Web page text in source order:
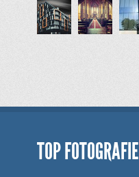
TOP FOTOGRAFIE